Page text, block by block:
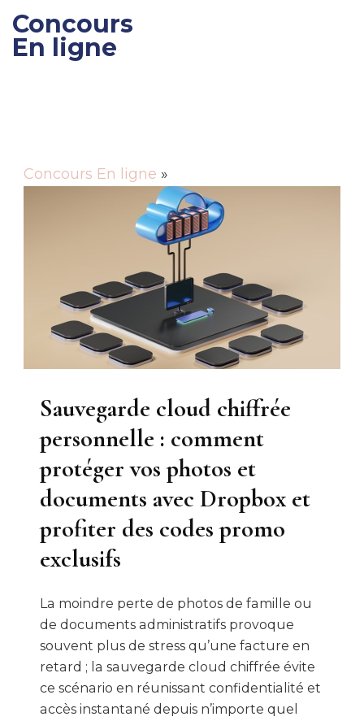
Concours
En ligne
Concours En ligne »
Sauvegarde cloud chiffrée
personnelle : comment
protéger vos photos et
documents avec Dropbox et
profiter des codes promo
exclusifs
La moindre perte de photos de famille ou
de documents administratifs provoque
souvent plus de stress qu’une facture en
retard ; la sauvegarde cloud chiffrée évite
ce scénario en réunissant confidentialité et
accès instantané depuis n’importe quel